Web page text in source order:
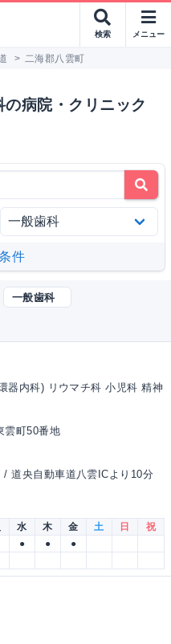
検索 メニュー
> 二海郡八雲町
病院・クリニック
件
一般歯科
器内科) リウマチ科 小児科 精神
雲町50番地
道央自動車道八雲ICより10分
水 木 金 土 日
祝
● ●
●